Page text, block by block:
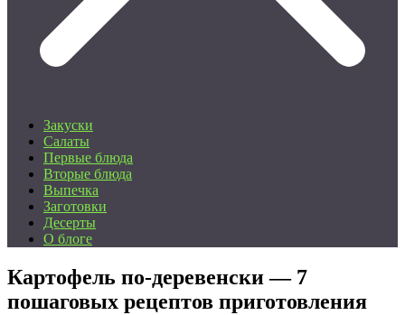
Закуски
Салаты
Первые блюда
Вторые блюда
Выпечка
Заготовки
Десерты
О блоге
Картофель по-деревенски — 7
пошаговых рецептов приготовления